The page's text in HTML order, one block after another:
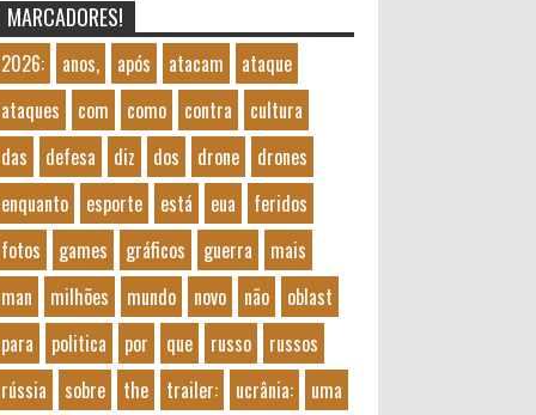
MARCADORES!
2026: anos, após atacam
ataque
ataques
com como contra
cultura
das
defesa diz dos drone
drones
enquanto
esporte está eua
feridos
fotos
games gráficos guerra
mais
man
milhões mundo novo não
oblast
para
politica por que russo
russos
rússia
sobre the trailer: ucrânia:
uma